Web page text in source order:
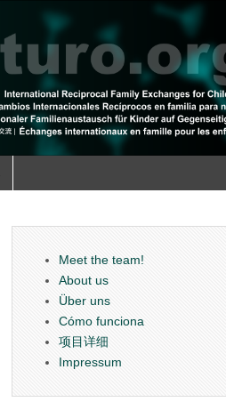
Meet the team!
About us
Über uns
Cómo funciona
项目详细
Impressum